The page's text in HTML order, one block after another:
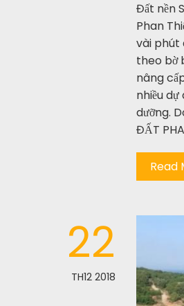
Đất nền
Phan
vài phút
theo bờ
nâng
nhiều
dưỡng.
ĐẤT
Read
22
TH12 2018